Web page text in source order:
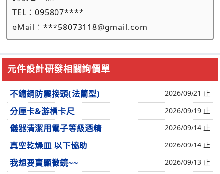
TEL： 095807****
eMail： ***58073118@gmail.com
元件設計研發相關詢價單
不鏽鋼防震接頭(法蘭型) 2026/09/21 止
分厘卡&游標卡尺 2026/09/19 止
儀器清潔用電子等級酒精 2026/09/14 止
真空乾燥皿 以下協助 2026/09/14 止
我想要賣顯微鏡~~ 2026/09/13 止